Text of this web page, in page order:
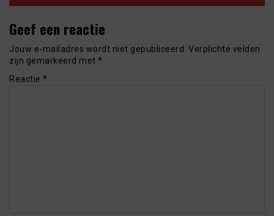
Geef een reactie
Jouw e-mailadres wordt niet gepubliceerd. Verplichte velden
zijn gemarkeerd met *
Reactie *